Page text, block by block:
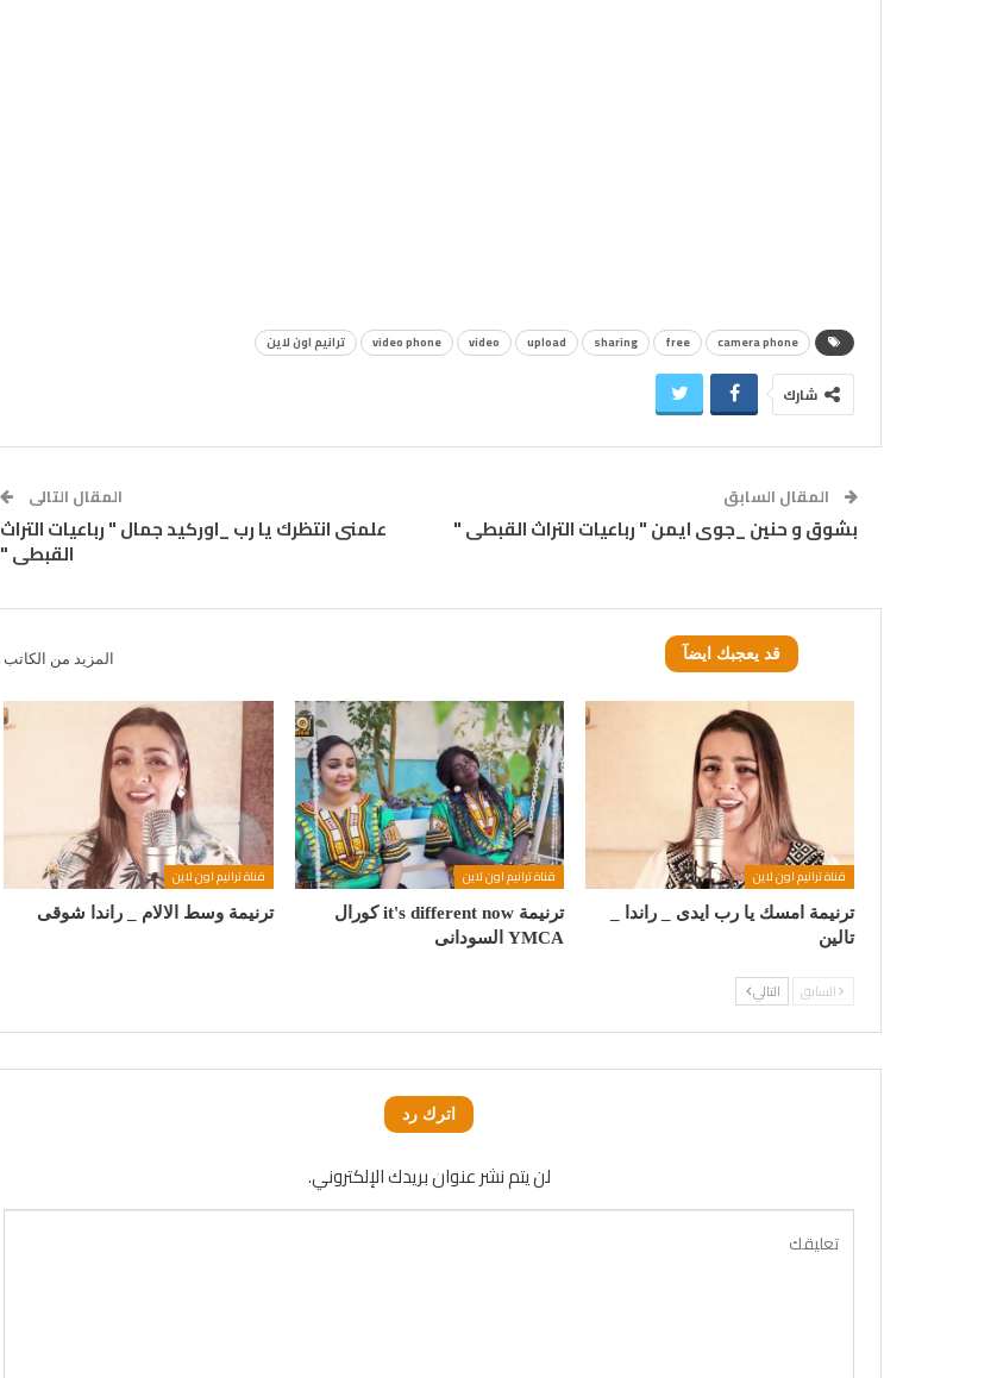
camera phone
free
sharing
upload
video
video phone ترانيم اون لاين
شارك
المقال السابق
بشوق و حنين _جوى ايمن " رباعيات التراث القبطى "
المقال التالى
علمنى انتظرك يا رب _اوركيد جمال " رباعيات التراث
القبطى "
قد يعجبك ايضآ المزيد من الكاتب
قناة ترانيم اون لاين
ترنيمة امسك يا رب ايدى _ راندا _
تالين
قناة ترانيم اون لاين
ترنيمة it's different now كورال
YMCA السودانى
قناة ترانيم اون لاين
ترنيمة وسط الالام _ راندا شوقى
السابق التالي
اترك رد
لن يتم نشر عنوان بريدك الإلكتروني.